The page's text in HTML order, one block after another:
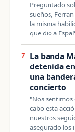
Preguntado
sueños,
la misma
que dio a
7
La banda
detenida
una
concierto
"Nos sentimos
cabo esta
nuestros
asegurado los